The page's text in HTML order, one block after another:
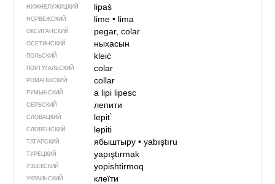
НИЖНЕЛУЖИЦКИЙ lipaś
НОРВЕЖСКИЙ lime• lima
ОКСИТАНСКИЙ pegar, colar
ОСЕТИНСКИЙ ныхасын
ПОЛЬСКИЙ kleić
ПОРТУГАЛЬСКИЙ colar
РОМАНШСКИЙ collar
РУМЫНСКИЙ a lipi lipesc
СЕРБСКИЙ лепити
СЛОВАЦКИЙ lepiť
СЛОВЕНСКИЙ lepiti
ТАТАРСКИЙ ябыштыру• yabıştıru
ТУРЕЦКИЙ yapıştırmak
УЗБЕКСКИЙ yopishtirmoq
УКРАИНСКИЙ клеїти